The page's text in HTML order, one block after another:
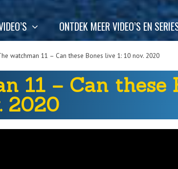
ONTDEK MEER VIDEO’S EN
watchman 11 – Can these Bones live 1: 10 nov. 2020
11 – Can these
2020